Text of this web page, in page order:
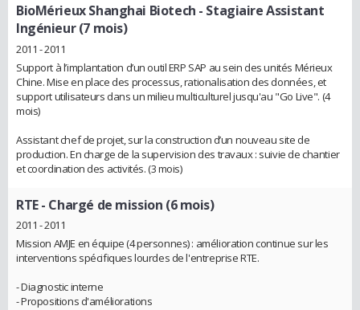
BioMérieux Shanghai Biotech - Stagiaire Assistant
Ingénieur (7 mois)
2011 - 2011
Support à l’implantation d’un outil ERP SAP au sein des unités Mérieux
Chine. Mise en place des processus, rationalisation des données, et
support utilisateurs dans un milieu multiculturel jusqu'au "Go Live". (4
mois)
Assistant chef de projet, sur la construction d’un nouveau site de
production. En charge de la supervision des travaux : suivie de chantier
et coordination des activités. (3 mois)
RTE- Chargé de mission (6 mois)
2011 - 2011
Mission AMJE en équipe (4 personnes) : amélioration continue sur les
interventions spécifiques lourdes de l'entreprise RTE.
- Diagnostic interne
- Propositions d'améliorations